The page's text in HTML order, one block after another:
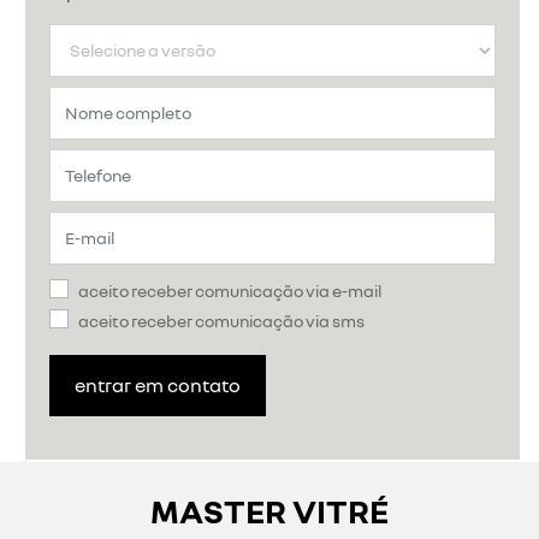
aceito receber comunicação via e-mail
aceito receber comunicação via sms
entrar em contato
MASTER VITRÉ